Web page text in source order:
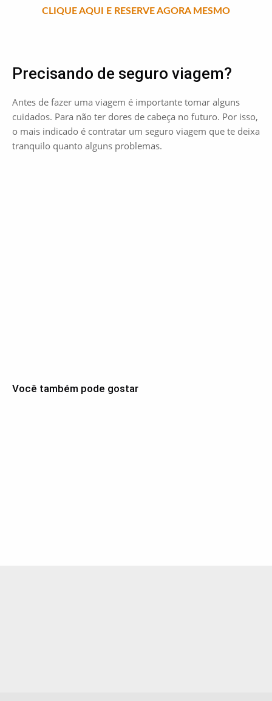
CLIQUE AQUI E RESERVE AGORA MESMO
Precisando de seguro viagem?
Antes de fazer uma viagem é importante tomar alguns
cuidados. Para não ter dores de cabeça no futuro. Por isso,
o mais indicado é contratar um seguro viagem que te deixa
tranquilo quanto alguns problemas.
Você também pode gostar